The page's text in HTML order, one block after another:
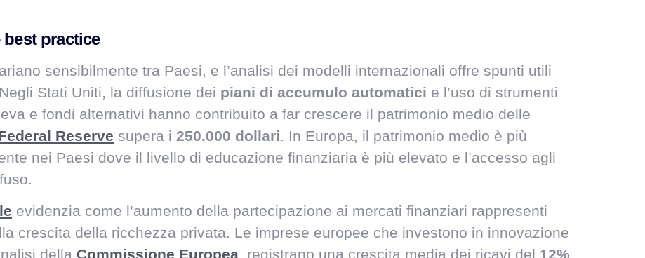
practice
sensibilmente tra Paesi, e l’analisi dei modelli internazionali offre spunti utili
Stati Uniti, la diffusione dei piani di accumulo automatici e l’uso di strumenti
e fondi alternativi hanno contribuito a far crescere il patrimonio medio delle
Reserve supera i 250.000 dollari. In Europa, il patrimonio medio è più
nei Paesi dove il livello di educazione finanziaria è più elevato e l’accesso agli
evidenzia come l’aumento della partecipazione ai mercati finanziari rappresenti
crescita della ricchezza privata. Le imprese europee che investono in innovazione
della Commissione Europea , registrano una crescita media dei ricavi del 12%